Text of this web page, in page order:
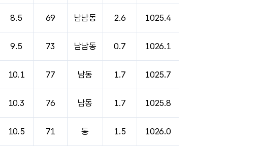
8.5 69 남남동 2.6 1025.4
9.5 73 남남동 0.7 1026.1
10.1 77 남동 1.7 1025.7
10.3 76 남동 1.7 1025.8
10.5 71 동 1.5 1026.0